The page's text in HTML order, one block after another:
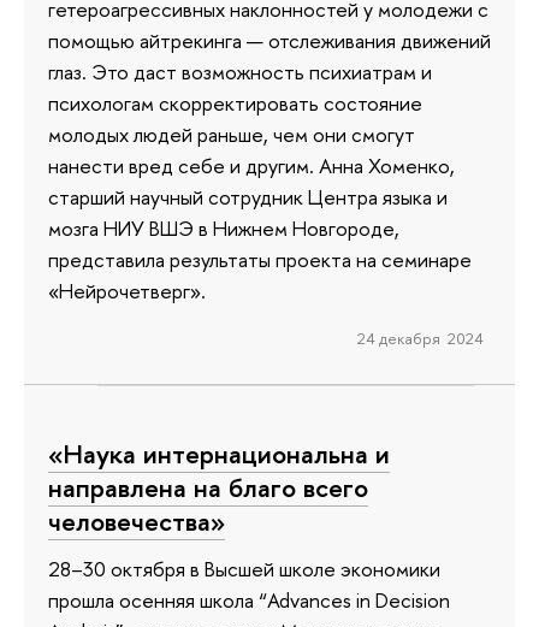
гетероагрессивных наклонностей у молодежи с
помощью айтрекинга — отслеживания движений
глаз. Это даст возможность психиатрам и
психологам скорректировать состояние
молодых людей раньше, чем они смогут
нанести вред себе и другим. Анна Хоменко,
старший научный сотрудник Центра языка и
мозга НИУ ВШЭ в Нижнем Новгороде,
представила результаты проекта на семинаре
«Нейрочетверг».
24 декабря 2024
«Наука интернациональна и
направлена на благо всего
человечества»
28–30 октября в Высшей школе экономики
прошла осенняя школа “Advances in Decision